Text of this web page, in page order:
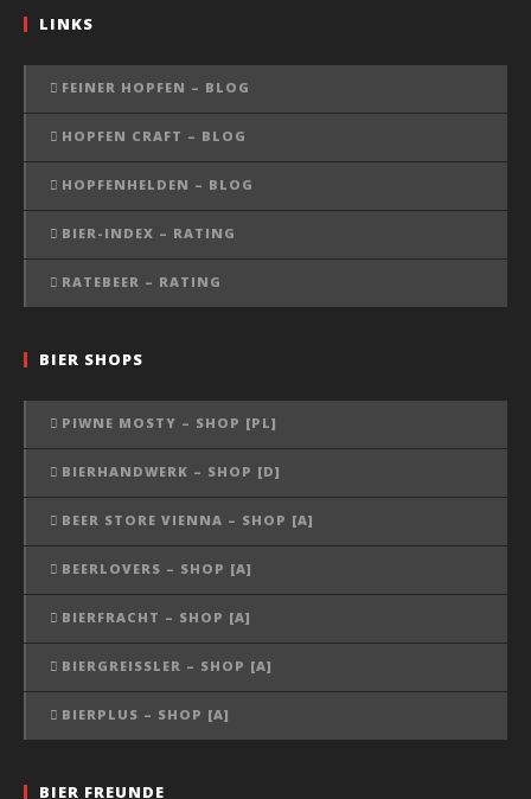
LINKS
FEINER HOPFEN – BLOG
HOPFEN CRAFT – BLOG
HOPFENHELDEN – BLOG
BIER-INDEX – RATING
RATEBEER – RATING
BIER SHOPS
PIWNE MOSTY – SHOP [PL]
BIERHANDWERK – SHOP [D]
BEER STORE VIENNA – SHOP [A]
BEERLOVERS – SHOP [A]
BIERFRACHT – SHOP [A]
BIERGREISSLER – SHOP [A]
BIERPLUS – SHOP [A]
BIER FREUNDE